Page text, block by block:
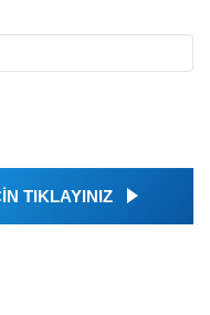
TIKLAYINIZ